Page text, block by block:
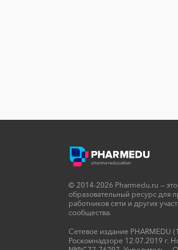
© 2014-2026 Pharmedu.ru —
образовательный ресурс для
работников сети и других
сообщества.
Сетевое издание PHARMEDU
Роскомнадзоре 12.07.2019 г.